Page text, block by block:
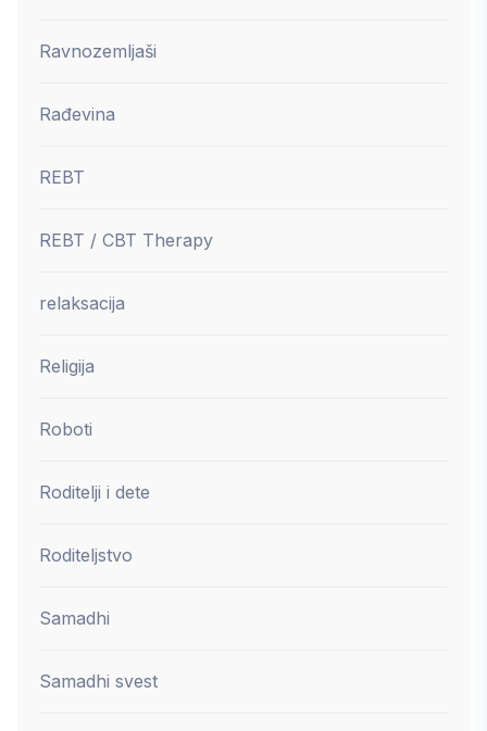
Ravnozemljaši
Rađevina
REBT
REBT / CBT Therapy
relaksacija
Religija
Roboti
Roditelji i dete
Roditeljstvo
Samadhi
Samadhi svest